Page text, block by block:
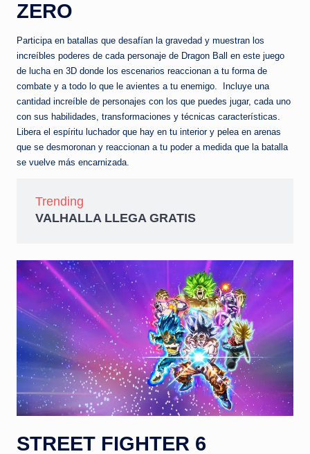
ZERO
Participa en batallas que desafían la gravedad y muestran los
increíbles poderes de cada personaje de Dragon Ball en este juego
de lucha en 3D donde los escenarios reaccionan a tu forma de
combate y a todo lo que le avientes a tu enemigo. Incluye una
cantidad increíble de personajes con los que puedes jugar, cada uno
con sus habilidades, transformaciones y técnicas características.
Libera el espíritu luchador que hay en tu interior y pelea en arenas
que se desmoronan y reaccionan a tu poder a medida que la batalla
se vuelve más encarnizada.
Trending
VALHALLA LLEGA GRATIS
STREET FIGHTER 6